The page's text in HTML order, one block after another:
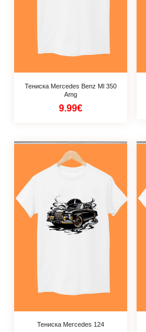
Тениска Mercedes Benz Ml 350
Amg
9.99€
Тениска Mercedes 124